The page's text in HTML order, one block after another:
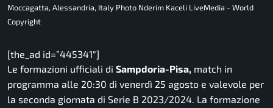
Moccagatta, Alessandria, Italy Photo Nderim Kaceli LiveMedia - World
Copyright
[the_ad id=”445341″]
Le formazioni ufficiali di Sampdoria-Pisa, match in
programma alle 20:30 di venerdì 25 agosto e valevole per
la seconda giornata di Serie B 2023/2024. La formazione